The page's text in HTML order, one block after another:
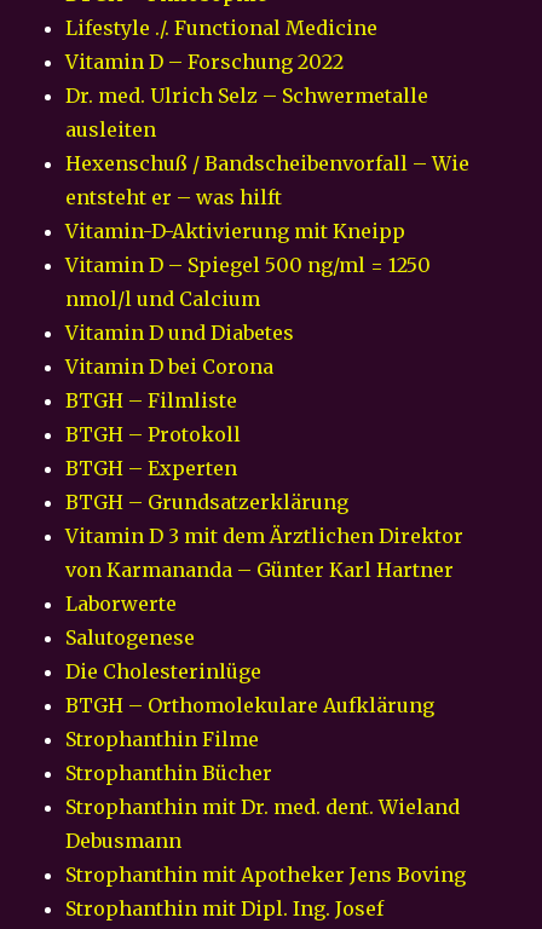
Lifestyle ./. Functional Medicine
Vitamin D – Forschung 2022
Dr. med. Ulrich Selz – Schwermetalle
ausleiten
Hexenschuß / Bandscheibenvorfall – Wie
entsteht er – was hilft
Vitamin-D-Aktivierung mit Kneipp
Vitamin D – Spiegel 500 ng/ml = 1250
nmol/l und Calcium
Vitamin D und Diabetes
Vitamin D bei Corona
BTGH – Filmliste
BTGH – Protokoll
BTGH – Experten
BTGH – Grundsatzerklärung
Vitamin D 3 mit dem Ärztlichen Direktor
von Karmananda – Günter Karl Hartner
Laborwerte
Salutogenese
Die Cholesterinlüge
BTGH – Orthomolekulare Aufklärung
Strophanthin Filme
Strophanthin Bücher
Strophanthin mit Dr. med. dent. Wieland
Debusmann
Strophanthin mit Apotheker Jens Boving
Strophanthin mit Dipl. Ing. Josef